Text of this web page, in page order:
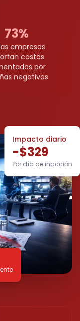
73%
empresas
costos
por
negativas
Impacto diario
-$329
Por día de inacción